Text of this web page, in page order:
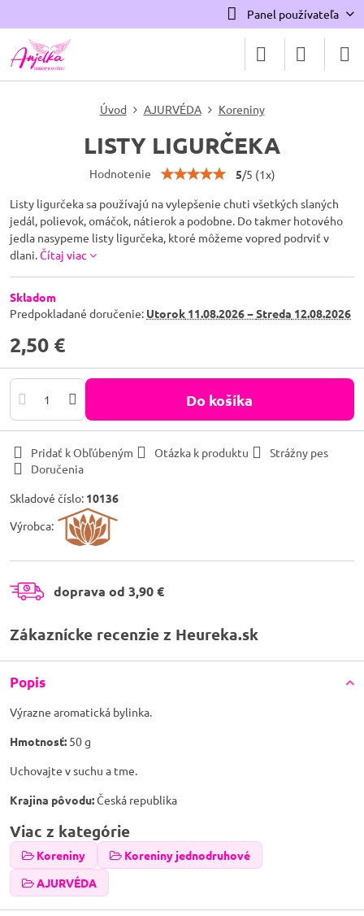
Panel používateľa
Úvod AJURVÉDA Koreniny
LISTY LIGURČEKA
Hodnotenie 5/5 (1x)
Listy ligurčeka sa používajú na vylepšenie chuti všetkých slaných
jedál, polievok, omáčok, nátierok a podobne. Do takmer hotového
jedla nasypeme listy ligurčeka, ktoré môžeme vopred podrviť v
dlani.Čítaj viac
Skladom
Predpokladané doručenie: Utorok 11.08.2026 −Streda 12.08.2026
2,50 €
Do košíka
Pridať k Obľúbeným Otázka k produktu
Strážny pes
Doručenia
Skladové číslo: 10136
Výrobca:
doprava od 3,90 €
Zákaznícke recenzie z Heureka.sk
Popis
Výrazne aromatická bylinka.
Hmotnosť: 50 g
Uchovajte v suchu a tme.
Krajina pôvodu:Česká republika
Viac z kategórie
Koreniny
Koreniny jednodruhové
AJURVÉDA